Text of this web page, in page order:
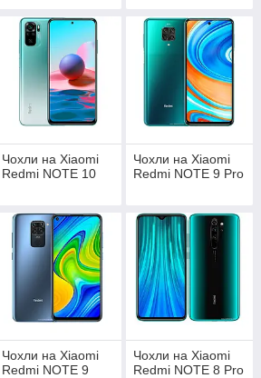
Чохли на Xiaomi
Redmi NOTE 10
Чохли на Xiaomi
Redmi NOTE 9 Pro
Чохли на Xiaomi
Redmi NOTE 9
Чохли на Xiaomi
Redmi NOTE 8 Pro